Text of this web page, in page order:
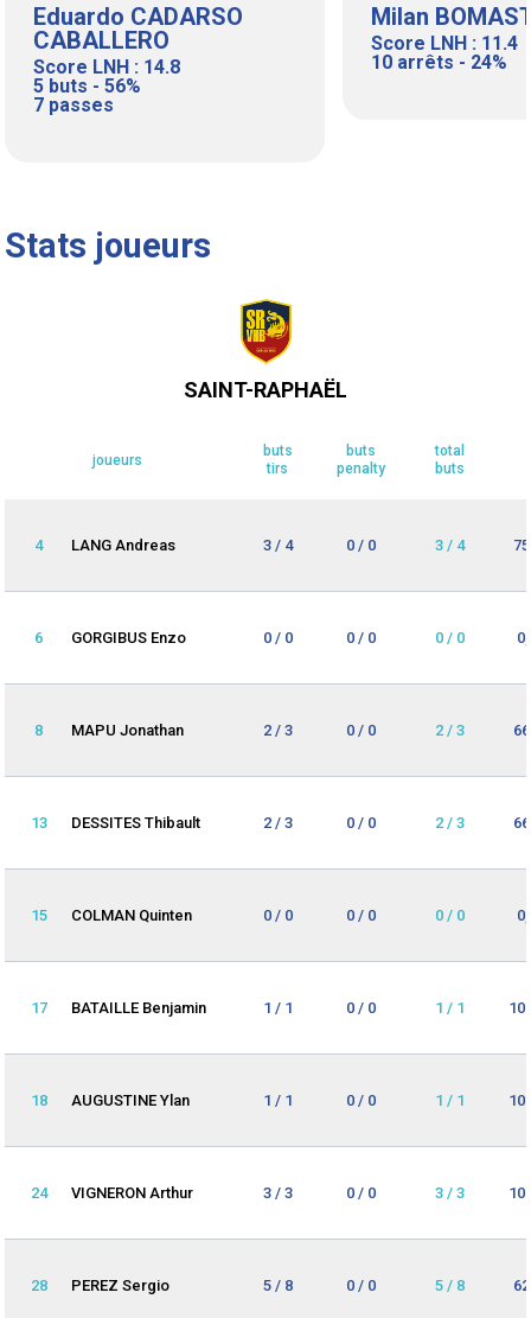
Eduardo CADARSO
CABALLERO
Score LNH : 14.8
5 buts - 56%
7 passes
Milan
Score LNH : 11.4
10 arrêts - 24%
Stats joueurs
SAINT-RAPHAËL
joueurs
buts
tirs
buts
penalty
total
buts
4 LANG Andreas 3 / 4 0 / 0 3 / 4
6 GORGIBUS Enzo 0 / 0 0 / 0 0 / 0
8 MAPU Jonathan 2 / 3 0 / 0 2 / 3
13 DESSITES Thibault 2 / 3 0 / 0 2 / 3
15 COLMAN Quinten 0 / 0 0 / 0 0 / 0
17 BATAILLE Benjamin 1 / 1 0 / 0 1 / 1
18 AUGUSTINE Ylan 1 / 1 0 / 0 1 / 1
24 VIGNERON Arthur 3 / 3 0 / 0 3 / 3
28 PEREZ Sergio 5 / 8 0 / 0 5 / 8